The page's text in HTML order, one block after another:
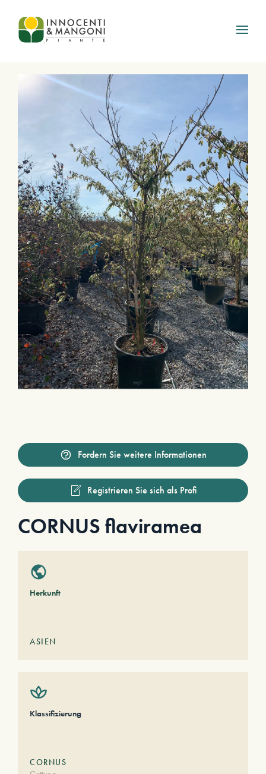
Skip to main content
Fordern Sie weitere Informationen
Registrieren Sie sich als Profi
CORNUS flaviramea
Herkunft
ASIEN
Klassifizierung
CORNUS